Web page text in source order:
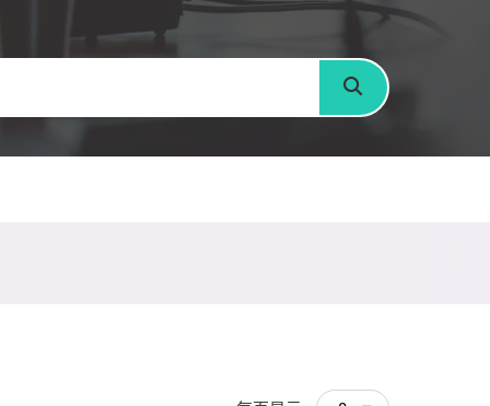
搜寻